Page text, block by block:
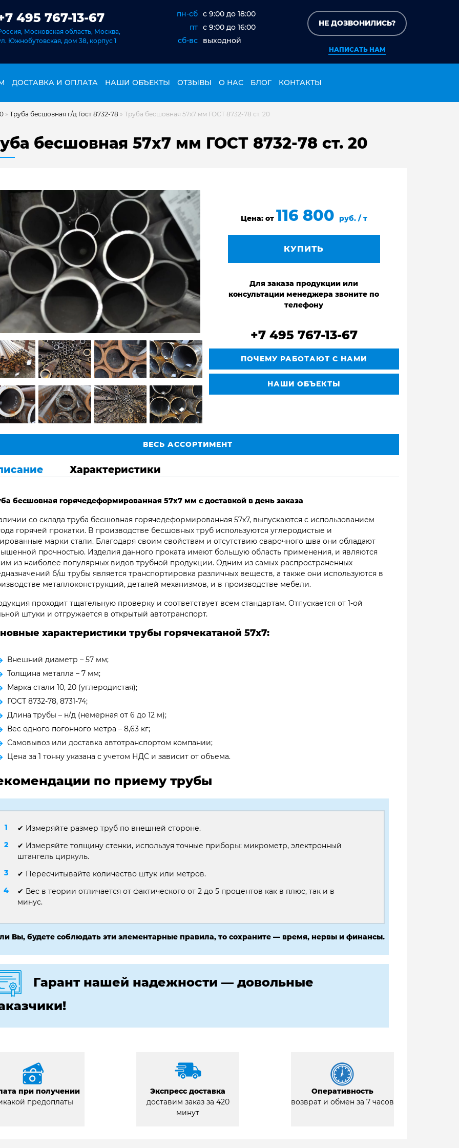
495 767-13-67
Московская область, Москва,
Южнобутовская, дом 38, корпус 1
пн-сб c 9:00 до 18:00
пт c 9:00 до 16:00
сб-вс
выходной
НЕ ДОЗВОНИЛИСЬ?
НАПИСАТЬ НАМ
ДОСТАВКА И ОПЛАТА НАШИ ОБЪЕКТЫ ОТЗЫВЫ О НАС БЛОГ КОНТАКТЫ
» Труба бесшовная г/д Гост 8732-78 » Труба бесшовная 57х7 мм ГОСТ 8732-78 ст. 20
бесшовная 57х7 мм ГОСТ 8732-78 ст. 20
Цена: от 116 800 руб. / т
КУПИТЬ
Для заказа продукции или
консультации менеджера звоните по
телефону
+7 495 767-13-67
ПОЧЕМУ РАБОТАЮТ С НАМИ
НАШИ ОБЪЕКТЫ
ВЕСЬ АССОРТИМЕНТ
Характеристики
бесшовная горячедеформированная 57х7 мм с доставкой в день заказа
со склада труба бесшовная горячедеформированная 57х7, выпускаются с использованием
горячей прокатки. В производстве бесшовных труб используются углеродистые и
марки стали. Благодаря своим свойствам и отсутствию сварочного шва они обладают
прочностью. Изделия данного проката имеют большую область применения, и являются
из наиболее популярных видов трубной продукции. Одним из самых распространенных
б/ш трубы является транспортировка различных веществ, а также они используются в
металлоконструкций, деталей механизмов, и в производстве мебели.
проходит тщательную проверку и соответствует всем стандартам. Отпускается от 1-ой
штуки и отгружается в открытый автотранспорт.
характеристики трубы горячекатаной 57х7:
Внешний диаметр – 57 мм;
Толщина металла – 7 мм;
Марка стали 10, 20 (углеродистая);
ГОСТ 8732-78, 8731-74;
Длина трубы – н/д (немерная от 6 до 12 м);
Вес одного погонного метра – 8,63 кг;
Самовывоз или доставка автотранспортом компании;
Цена за 1 тонну указана с учетом НДС и зависит от объема.
по приему трубы
✔ Измеряйте размер труб по внешней стороне.
✔ Измеряйте толщину стенки, используя точные приборы: микрометр, электронный
штангель циркуль.
✔ Пересчитывайте количество штук или метров.
✔ Вес в теории отличается от фактического от 2 до 5 процентов как в плюс, так и в
минус.
Вы, будете соблюдать эти элементарные правила, то сохраните — время, нервы и финансы.
Гарант нашей надежности — довольные
при получении
предоплаты
Экспресс доставка
доставим заказ за 420
минут
Оперативность
возврат и обмен за 7 часов